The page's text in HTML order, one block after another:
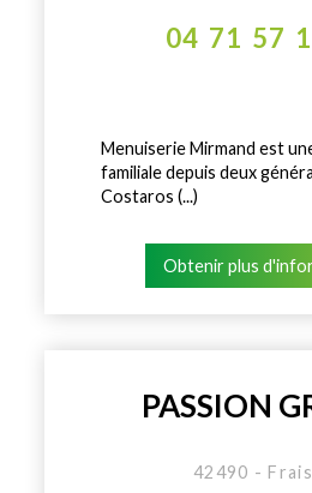
04 71 57
Menuiserie Mirmand est
familiale depuis deux
Costaros (...)
Obtenir plus
PASSION
42490 -